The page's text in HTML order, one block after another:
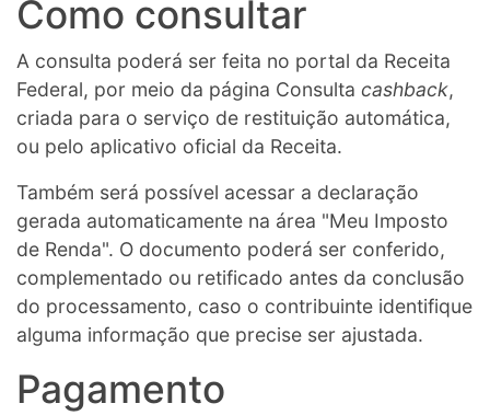
Como consultar
A consulta poderá ser feita no portal da Receita
Federal, por meio da página Consulta cashback,
criada para o serviço de restituição automática,
ou pelo aplicativo oficial da Receita.
Também será possível acessar a declaração
gerada automaticamente na área "Meu Imposto
de Renda". O documento poderá ser conferido,
complementado ou retificado antes da conclusão
do processamento, caso o contribuinte identifique
alguma informação que precise ser ajustada.
Pagamento